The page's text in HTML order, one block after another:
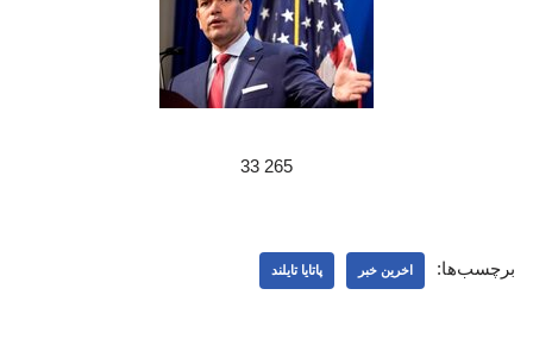
265 33
برچسب‌ها: اخرین خبر پاتایا تایلند